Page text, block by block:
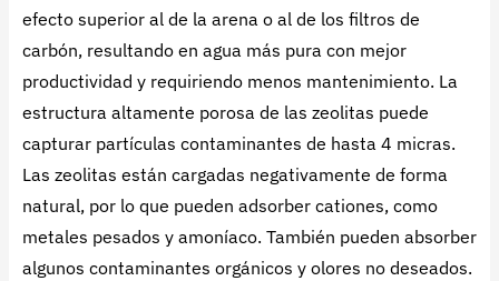
efecto superior al de la arena o al de los filtros de
carbón, resultando en agua más pura con mejor
productividad y requiriendo menos mantenimiento. La
estructura altamente porosa de las zeolitas puede
capturar partículas contaminantes de hasta 4 micras.
Las zeolitas están cargadas negativamente de forma
natural, por lo que pueden adsorber cationes, como
metales pesados y amoníaco. También pueden absorber
algunos contaminantes orgánicos y olores no deseados.